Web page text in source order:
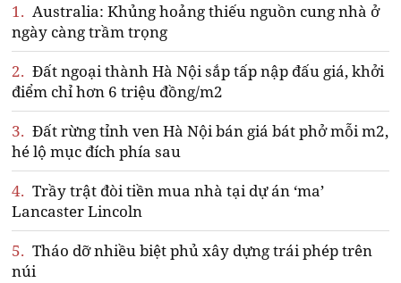
1. Australia: Khủng hoảng thiếu nguồn cung nhà ở
ngày càng trầm trọng
2. Đất ngoại thành Hà Nội sắp tấp nập đấu giá, khởi
điểm chỉ hơn 6 triệu đồng/m2
3. Đất rừng tỉnh ven Hà Nội bán giá bát phở mỗi m2,
hé lộ mục đích phía sau
4. Trầy trật đòi tiền mua nhà tại dự án ‘ma’
Lancaster Lincoln
5. Tháo dỡ nhiều biệt phủ xây dựng trái phép trên
núi